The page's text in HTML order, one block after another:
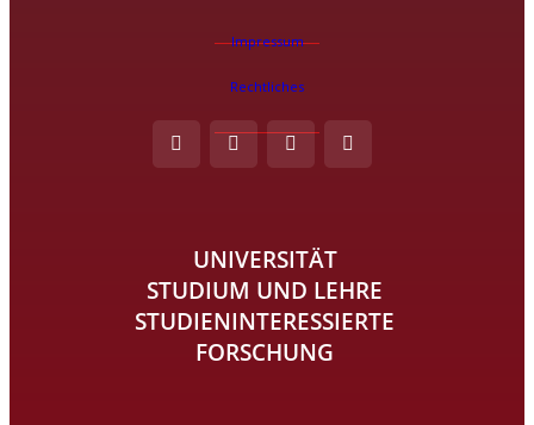
Impressum
Rechtliches
UNIVERSITÄT
STUDIUM UND LEHRE
STUDIENINTERESSIERTE
FORSCHUNG